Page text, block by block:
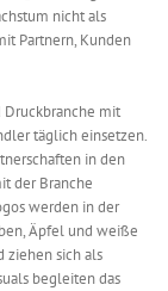
nicht als
Partnern, Kunden
mit
täglich einsetzen.
in den
der Branche
werden in der
Äpfel und weiße
ziehen sich als
begleiten das